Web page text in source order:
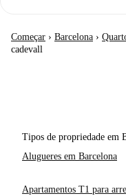
Começar › Barcelona ›
cadevall
Tipos de propriedade em
Alugueres em Barcelona
Apartamentos T1 para